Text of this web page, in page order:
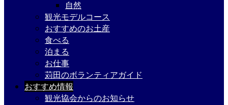
自然
観光モデルコース
おすすめのお土産
食べる
泊まる
お仕事
苅田のボランティアガイド
おすすめ情報
観光協会からのお知らせ